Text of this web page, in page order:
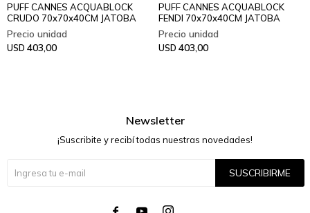
PUFF CANNES ACQUABLOCK
CRUDO 70x70x40CM JATOBA
USD 403,00
PUFF CANNES ACQUABLOCK
FENDI 70x70x40CM JATOBA
USD 403,00
Newsletter
¡Suscribite y recibí todas nuestras novedades!
SUSCRIBIRME
  